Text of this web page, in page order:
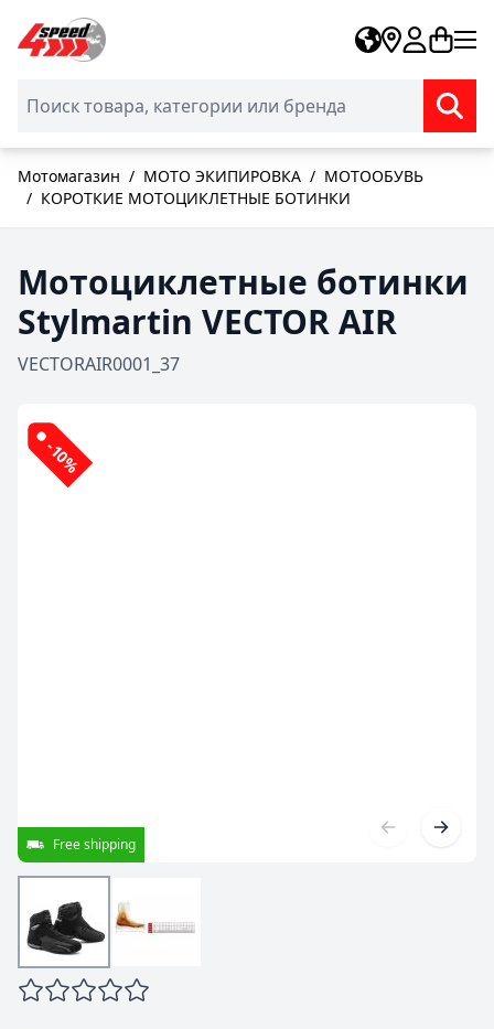
Skip to Content
Мотомагазин / МОТО ЭКИПИРОВКА / МОТООБУВЬ
/ КОРОТКИЕ МОТОЦИКЛЕТНЫЕ БОТИНКИ
Мотоциклетные ботинки
Stylmartin VECTOR AIR
VECTORAIR0001_37
-10%
Free shipping